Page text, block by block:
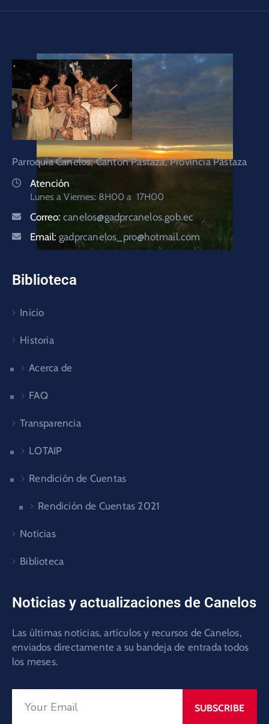
Parroquia Canelos, Cantón Pastaza, Provincia Pastaza
Atención
Lunes a Viernes: 8H00 a 17H00
Correo: canelos@gadprcanelos.gob.ec
Email: gadprcanelos_pro@hotmail.com
Biblioteca
Inicio
Historia
Acerca de
FAQ
Transparencia
LOTAIP
Rendición de Cuentas
Rendición de Cuentas 2021
Noticias
Biblioteca
Noticias y actualizaciones de Canelos
Las últimas noticias, artículos y recursos de Canelos,
enviados directamente a su bandeja de entrada todos
los meses.